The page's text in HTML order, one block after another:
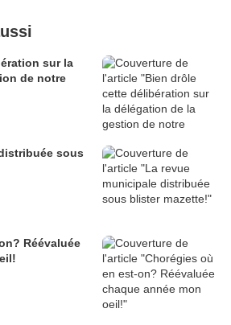
sur la
de notre
sous
Réévaluée